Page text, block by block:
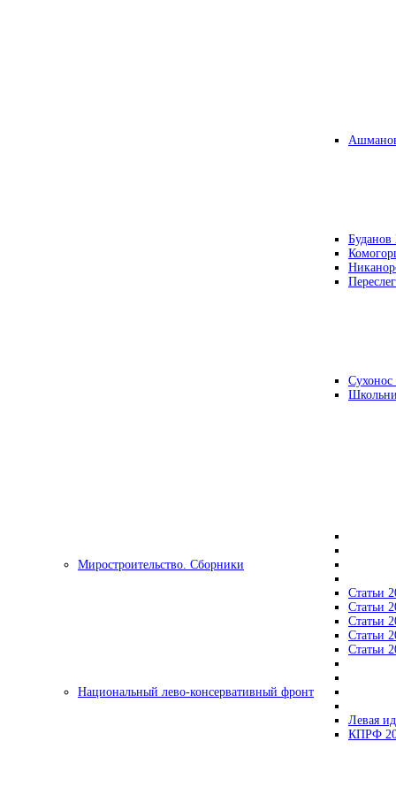
Буданов
Миростроительство. Сборники
Статьи
Статьи
Статьи
Статьи
Статьи
Национальный лево-консервативный фронт
Левая
КПРФ